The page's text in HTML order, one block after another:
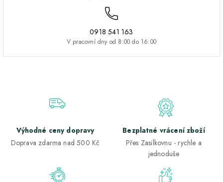
0918 541 163
V pracovní dny od 8:00 do 16:00
Výhodné ceny dopravy
Doprava zdarma nad 500 Kč
Bezplatné vrácení zboží
Přes Zasilkovnu - rychle a
jednoduše